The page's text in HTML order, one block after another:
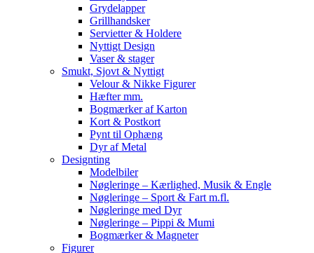
Grydelapper
Grillhandsker
Servietter & Holdere
Nyttigt Design
Vaser & stager
Smukt, Sjovt & Nyttigt
Velour & Nikke Figurer
Hæfter mm.
Bogmærker af Karton
Kort & Postkort
Pynt til Ophæng
Dyr af Metal
Designting
Modelbiler
Nøgleringe – Kærlighed, Musik & Engle
Nøgleringe – Sport & Fart m.fl.
Nøgleringe med Dyr
Nøgleringe – Pippi & Mumi
Bogmærker & Magneter
Figurer